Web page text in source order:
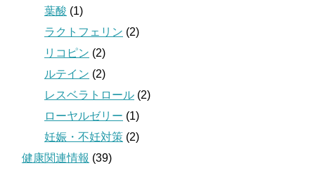
葉酸 (1)
ラクトフェリン (2)
リコピン (2)
ルテイン (2)
レスベラトロール (2)
ローヤルゼリー (1)
妊娠・不妊対策 (2)
健康関連情報 (39)